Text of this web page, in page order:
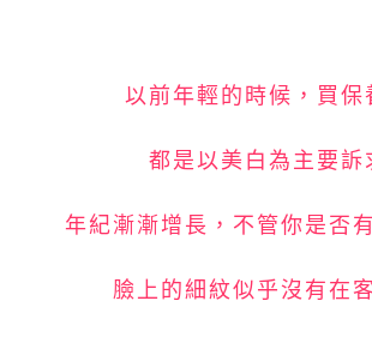
以前年輕的時候，買保
都是以美白為主要訴
年紀漸漸增長，不管你是否
臉上的細紋似乎沒有在